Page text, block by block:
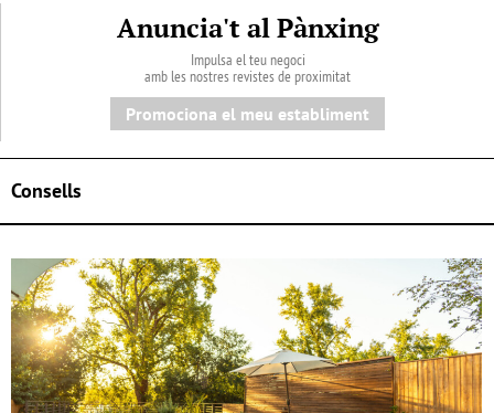
Anuncia't al Pànxing
Impulsa el teu negoci
amb les nostres revistes de proximitat
Promociona el meu establiment
Consells